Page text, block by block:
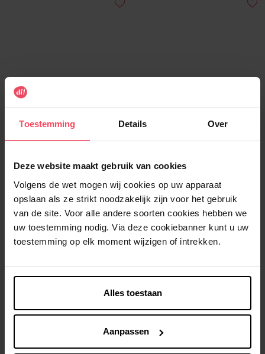
Toestemming Details Over
Deze website maakt gebruik van cookies
Volgens de wet mogen wij cookies op uw apparaat
opslaan als ze strikt noodzakelijk zijn voor het gebruik
van de site. Voor alle andere soorten cookies hebben we
uw toestemming nodig. Via deze cookiebanner kunt u uw
toestemming op elk moment wijzigen of intrekken.
Alles toestaan
Aanpassen
Handwarmers – eenmalig
gebruik – 2 stuks
Warmwaterkruik
€ 1,99 In winkelmandje
Voetwarmers – eenmalig
gebruik – 2 stuks
Warmwaterkruik
€ 1,99
Warmwaterkruik met roze
hoes en handenzak – 1,7 L
Warmwaterkruik
Siliconen handwarmer uil
Warmwaterkruik